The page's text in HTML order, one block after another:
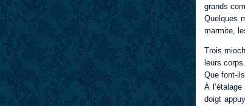
grands
Quelques
marmite,
Trois
leurs corps.
Que font-
À
doigt